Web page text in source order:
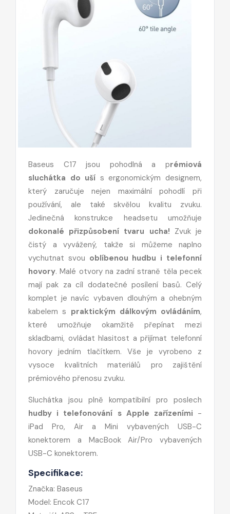
Baseus C17 jsou pohodlná a prémiová
sluchátka do uší s ergonomickým designem,
který zaručuje nejen maximální pohodlí při
používání, ale také skvělou kvalitu zvuku.
Jedinečná konstrukce headsetu umožňuje
dokonalé přizpůsobení tvaru ucha! Zvuk je
čistý a vyvážený, takže si můžeme naplno
vychutnat svou oblíbenou hudbu i telefonní
hovory. Malé otvory na zadní straně těla pecek
mají pak za cíl dodatečné posílení basů. Celý
komplet je navíc vybaven dlouhým a ohebným
kabelem s praktickým dálkovým ovládáním,
které umožňuje okamžitě přepínat mezi
skladbami, ovládat hlasitost a přijímat telefonní
hovory jedním tlačítkem. Vše je vyrobeno z
vysoce kvalitních materiálů pro zajištění
prémiového přenosu zvuku.
Sluchátka jsou plně kompatibilní pro poslech
hudby i telefonování s Apple zařízeními -
iPad Pro, Air a Mini vybavených USB-C
konektorem a MacBook Air/Pro vybavených
USB-C konektorem.
Specifikace:
Značka: Baseus
Model: Encok C17